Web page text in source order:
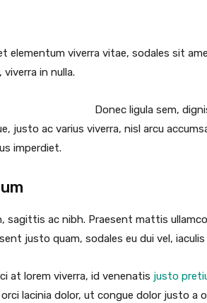
elementum viverra vitae, sodales sit
in nulla.
Donec ligula sem,
justo ac varius viverra, nisl arcu
imperdiet.
sagittis ac nibh. Praesent mattis
justo quam, sodales eu dui vel,
at lorem viverra, id venenatis justo
lacinia dolor, ut congue dolor justo a